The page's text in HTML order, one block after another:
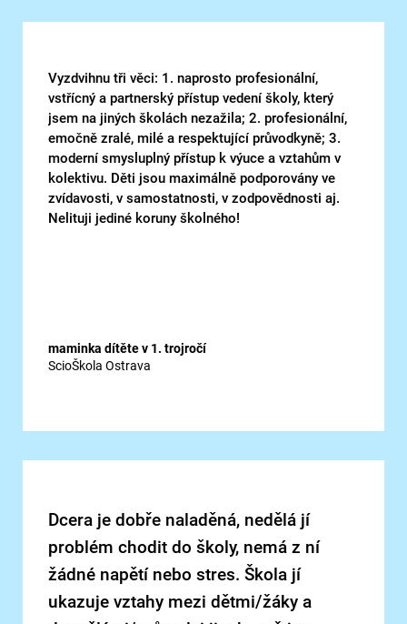
Vyzdvihnu tři věci: 1. naprosto profesionální,
vstřícný a partnerský přístup vedení školy, který
jsem na jiných školách nezažila; 2. profesionální,
emočně zralé, milé a respektující průvodkyně; 3.
moderní smysluplný přístup k výuce a vztahům v
kolektivu. Děti jsou maximálně podporovány ve
zvídavosti, v samostatnosti, v zodpovědnosti aj.
Nelituji jediné koruny školného!
maminka dítěte v 1. trojročí
ScioŠkola Ostrava
Dcera je dobře naladěná, nedělá jí
problém chodit do školy, nemá z ní
žádné napětí nebo stres. Škola jí
ukazuje vztahy mezi dětmi/žáky a